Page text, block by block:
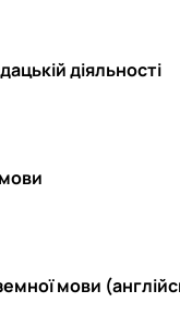
діяльності
мови